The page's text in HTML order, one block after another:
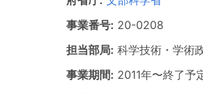
事業番号: 20-0208
担当部局: 科学技術・学術
事業期間: 2011年〜終了予